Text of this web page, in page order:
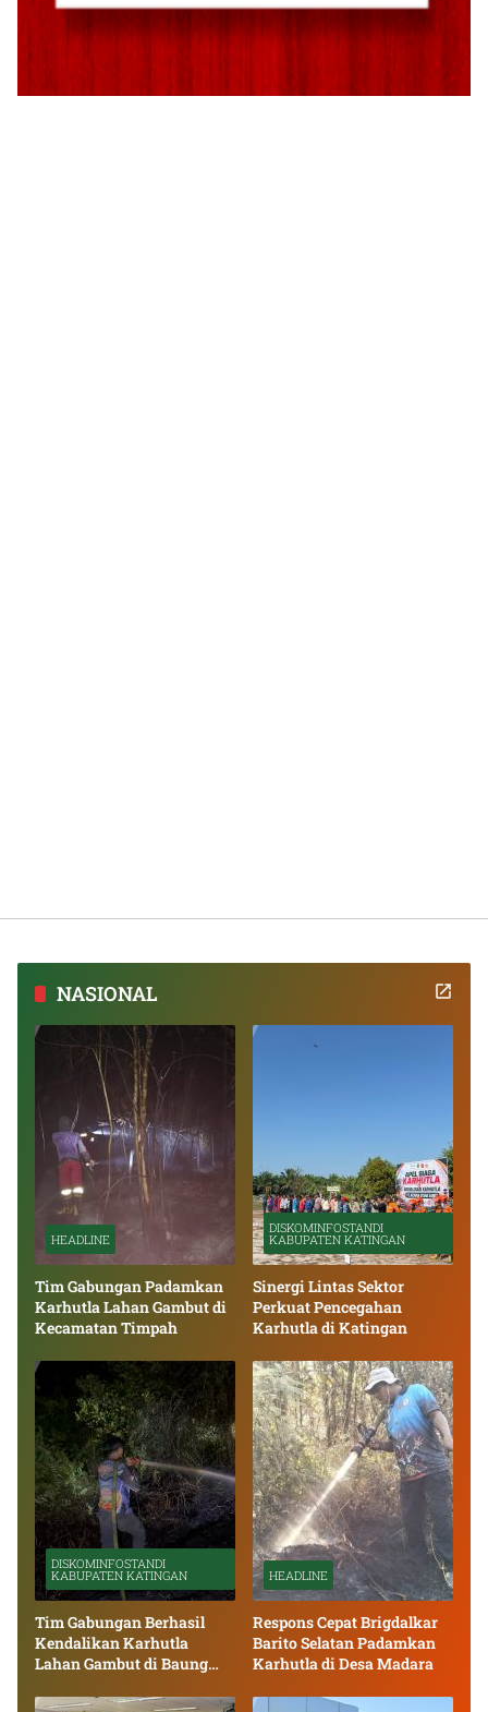
NASIONAL
HEADLINE
Tim Gabungan Padamkan
Karhutla Lahan Gambut di
Kecamatan Timpah
DISKOMINFOSTANDI
KABUPATEN KATINGAN
Sinergi Lintas Sektor
Perkuat Pencegahan
Karhutla di Katingan
DISKOMINFOSTANDI
KABUPATEN KATINGAN
Tim Gabungan Berhasil
Kendalikan Karhutla
Lahan Gambut di Baung
HEADLINE
Respons Cepat Brigdalkar
Barito Selatan Padamkan
Karhutla di Desa Madara